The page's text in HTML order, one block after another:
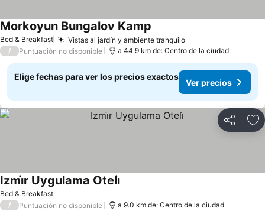
Bed & Breakfast Vistas al jardín y ambiente tranquilo
Morkoyun Bungalov Kamp
/ Puntuación no disponible a 44.9 km de: Centro de la ciudad
Elige fechas para ver los precios exactos
Ver precios
Compartir
Bed & Breakfast
Izmi̇r Uygulama Oteli̇
/ Puntuación no disponible a 9.0 km de: Centro de la ciudad